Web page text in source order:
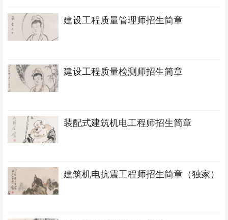
建设工程质量管理师招生简章
建设工程质量检测师招生简章
装配式建筑机电工程师招生简章
建筑机电抗震工程师招生简章（独家）